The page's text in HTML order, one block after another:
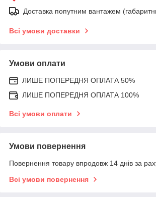
Доставка попутним вантажем
Всі умови доставки
Умови оплати
ЛИШЕ ПОПЕРЕДНЯ ОПЛАТА 50%
ЛИШЕ ПОПЕРЕДНЯ ОПЛАТА 100%
Всі умови оплати
Умови повернення
Повернення товару впродовж 14 днів за
Всі умови повернення